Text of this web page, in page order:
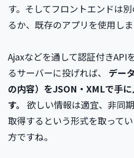
す。そしてフロントエンドは
るか、既存のアプリを使用しま
Ajaxなどを通して認証付きAPI
るサーバーに投げれば、 デー
の内容）をJSON・XMLで手
す。 欲しい情報は適宜、非同
取得するという形式を取って
方ですね。